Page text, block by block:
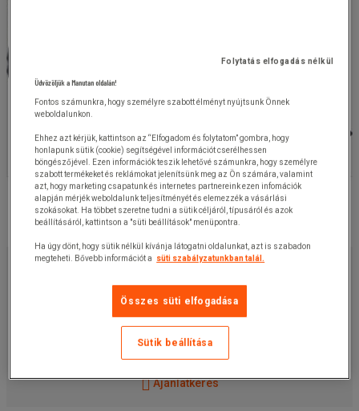
5 250,00 Ft+ÁFA
125405206MR
Ajánlatkérés
Folytatás elfogadás nélkül
Üdvözöljük a Manutan oldalán!
Fontos számunkra, hogy személyre szabott élményt nyújtsunk Önnek
weboldalunkon.
Ehhez azt kérjük, kattintson az “Elfogadom és folytatom” gombra, hogy
honlapunk sütik (cookie) segítségével információt cserélhessen
böngészőjével. Ezen információk teszik lehetővé számunkra, hogy személyre
szabott termékeket és reklámokat jelenítsünk meg az Ön számára, valamint
azt, hogy marketing csapatunk és internetes partnereink ezen infomációk
alapján mérjék weboldalunk teljesítményét és elemezzék a vásárlási
szokásokat. Ha többet szeretne tudni a sütik céljáról, típusáról és azok
beállításáról, kattintson a "süti beállítások" menüpontra.
Ha úgy dönt, hogy sütik nélkül kívánja látogatni oldalunkat, azt is szabadon
megteheti. Bővebb információt a
süti szabályzatunkban talál.
Összes süti elfogadása
Sütik beállítása